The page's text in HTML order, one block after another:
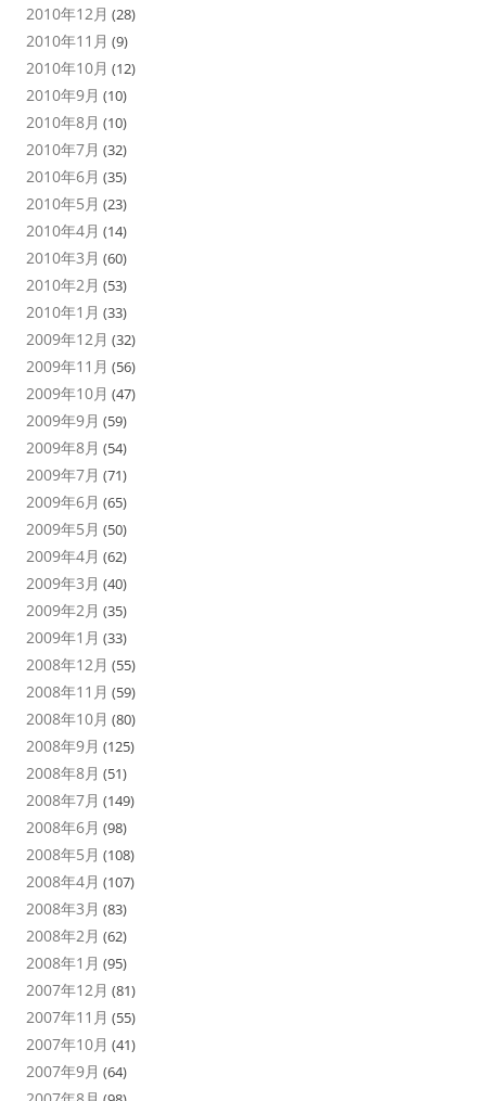
2010年12月 (28)
2010年11月 (9)
2010年10月 (12)
2010年9月 (10)
2010年8月 (10)
2010年7月 (32)
2010年6月 (35)
2010年5月 (23)
2010年4月 (14)
2010年3月 (60)
2010年2月 (53)
2010年1月 (33)
2009年12月 (32)
2009年11月 (56)
2009年10月 (47)
2009年9月 (59)
2009年8月 (54)
2009年7月 (71)
2009年6月 (65)
2009年5月 (50)
2009年4月 (62)
2009年3月 (40)
2009年2月 (35)
2009年1月 (33)
2008年12月 (55)
2008年11月 (59)
2008年10月 (80)
2008年9月 (125)
2008年8月 (51)
2008年7月 (149)
2008年6月 (98)
2008年5月 (108)
2008年4月 (107)
2008年3月 (83)
2008年2月 (62)
2008年1月 (95)
2007年12月 (81)
2007年11月 (55)
2007年10月 (41)
2007年9月 (64)